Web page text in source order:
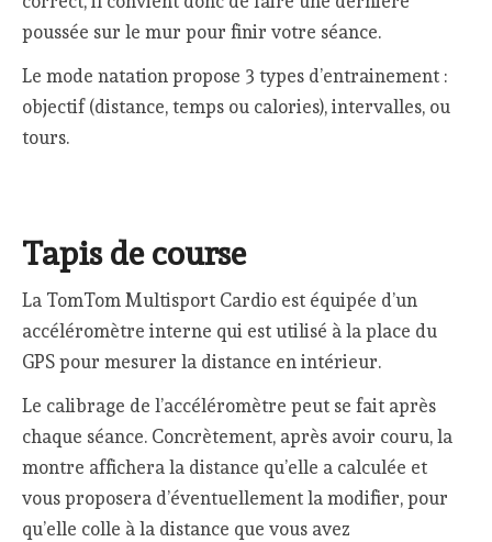
poussée sur le mur pour finir votre séance.
Le mode natation propose 3 types d’entrainement :
objectif (distance, temps ou calories), intervalles, ou
tours.
Tapis de course
La TomTom Multisport Cardio est équipée d’un
accéléromètre interne qui est utilisé à la place du
GPS pour mesurer la distance en intérieur.
Le calibrage de l’accéléromètre peut se fait après
chaque séance. Concrètement, après avoir couru, la
montre affichera la distance qu’elle a calculée et
vous proposera d’éventuellement la modifier, pour
qu’elle colle à la distance que vous avez